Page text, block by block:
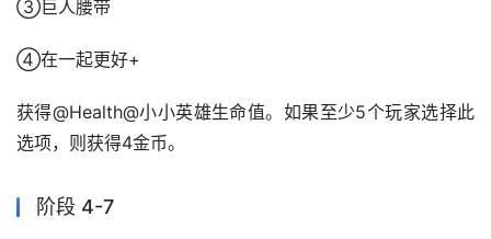
③巨人腰带
④在一起更好+
获得@Health@小小英雄生命值。如果至少5个玩家选择此
选项，则获得4金币。
阶段 4-7